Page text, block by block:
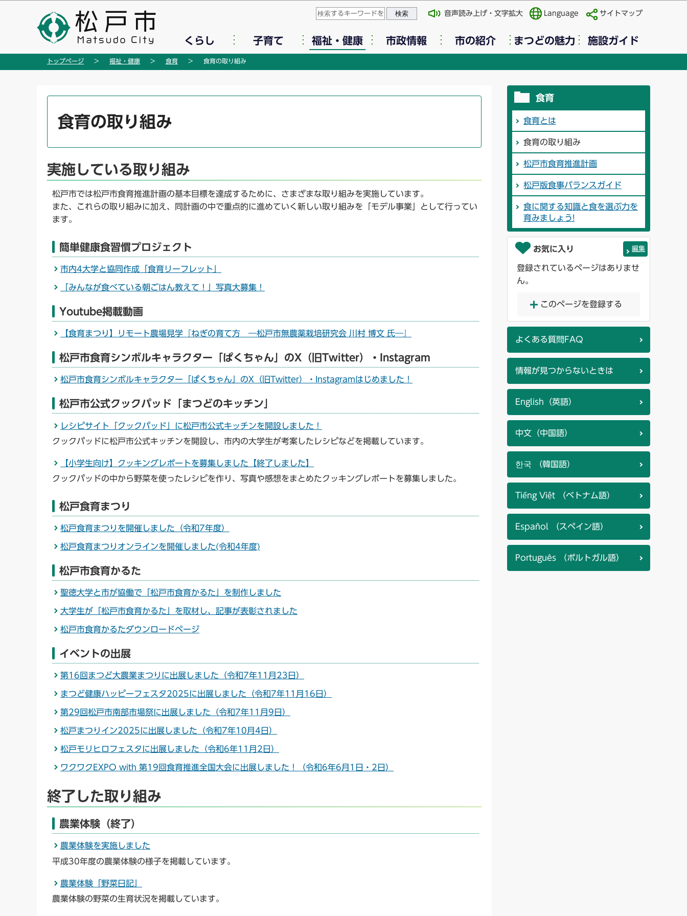
の
このページの本文へ移動
音声読み上げ・文字拡大 Language サイトマップ
くらし 子育て 福祉・健康 市政情報 市の紹介 まつどの魅力 施設ガイド
トップページ 福祉・健康 食育 食育の取り組み
ら
食育の取り組み
実施している取り組み
松戸市では松戸市食育推進計画の基本目標を達成するために、さまざまな取り組みを実施しています。
また、これらの取り組みに加え、同計画の中で重点的に進めていく新しい取り組みを「モデル事業」として行ってい
ます。
簡単健康食習慣プロジェクト
市内4大学と協同作成「食育リーフレット」
「みんなが食べている朝ごはん教えて！」写真大募集！
Youtube掲載動画
【食育まつり】リモート農場見学『ねぎの育て方 ―松戸市無農薬栽培研究会 川村 博文 氏―』
松戸市食育シンボルキャラクター「ぱくちゃん」のX（旧Twitter）・Instagram
松戸市食育シンボルキャラクター「ぱくちゃん」のX（旧Twitter）・Instagramはじめました！
松戸市公式クックパッド「まつどのキッチン」
レシピサイト「クックパッド」に松戸市公式キッチンを開設しました！
クックパッドに松戸市公式キッチンを開設し、市内の大学生が考案したレシピなどを掲載しています。
【小学生向け】クッキングレポートを募集しました【終了しました】
クックパッドの中から野菜を使ったレシピを作り、写真や感想をまとめたクッキングレポートを募集しました。
松戸食育まつり
松戸食育まつりを開催しました（令和7年度）
松戸食育まつりオンラインを開催しました(令和4年度)
松戸市食育かるた
聖徳大学と市が協働で「松戸市食育かるた」を制作しました
大学生が「松戸市食育かるた」を取材し、記事が表彰されました
松戸市食育かるたダウンロードページ
イベントの出展
第16回まつど大農業まつりに出展しました（令和7年11月23日）
まつど健康ハッピーフェスタ2025に出展しました（令和7年11月16日）
第29回松戸市南部市場祭に出展しました（令和7年11月9日）
松戸まつりイン2025に出展しました（令和7年10月4日）
松戸モリヒロフェスタに出展しました（令和6年11月2日）
ワクワクEXPO with 第19回食育推進全国大会に出展しました！（令和6年6月1日・2日）
終了した取り組み
農業体験（終了）
農業体験を実施しました
平成30年度の農業体験の様子を掲載しています。
農業体験「野菜日記」
農業体験の野菜の生育状況を掲載しています。
食育
食育とは
食育の取り組み
松戸市食育推進計画
松戸版食事バランスガイド
食に関する知識と食を選ぶ力を
育みましょう!
お気に入り 編集
登録されているページはありませ
ん。
このページを登録する
よくある質問FAQ
情報が見つからないときは
English（英語）
中文（中国語）
한국 （韓国語）
Tiếng Việt （ベトナム語）
Español （スペイン語）
Português （ポルトガル語）